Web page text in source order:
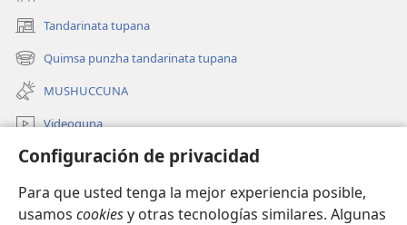
Configuración de privacidad
Para que usted tenga la mejor experiencia posible,
usamos cookiesy otras tecnologías similares. Algunas
Tandarinata tupana
(abre
una
nueva
ventana)
Quimsa punzha tandarinata tupana
(abre
una
nueva
ventana)
MUSHUCCUNA
Videoguna
JW.ORGbi mascana
Cullquita cumbirana
(abre